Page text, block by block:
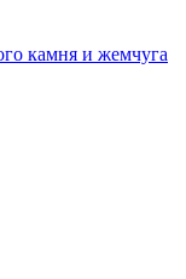
камня и жемчуга